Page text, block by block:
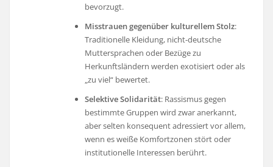
bevorzugt.
Misstrauen gegenüber kulturellem Stolz:
Traditionelle Kleidung, nicht-deutsche
Muttersprachen oder Bezüge zu
Herkunftsländern werden exotisiert oder als
„zu viel“ bewertet.
Selektive Solidarität: Rassismus gegen
bestimmte Gruppen wird zwar anerkannt,
aber selten konsequent adressiert vor allem,
wenn es weiße Komfortzonen stört oder
institutionelle Interessen berührt.